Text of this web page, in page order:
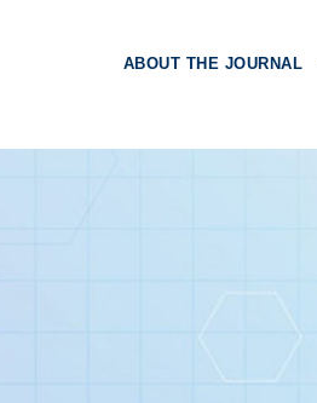
ABOUT THE JOURNAL